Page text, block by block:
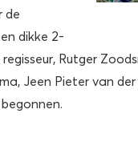
de
dikke 2-
Rutger
Jeen Pieter van